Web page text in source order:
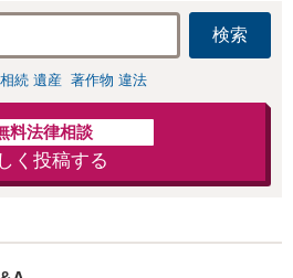
検索
相続 遺産 著作物 違法
料法律相談
く投稿する